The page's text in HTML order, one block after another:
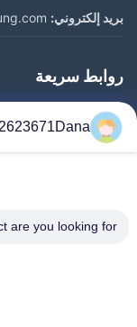
بريد إلكتروني:
روابط سريعة
المنزل
المنتجات
جولة في المعمل
are you looking for?